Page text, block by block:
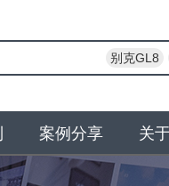
别克GL8
案例分享 关